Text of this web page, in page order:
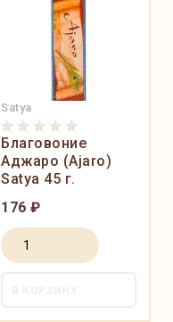
Satya
Благовоние
Аджаро (Ajaro)
Satya 45 г.
176 ₽
В КОРЗИНУ